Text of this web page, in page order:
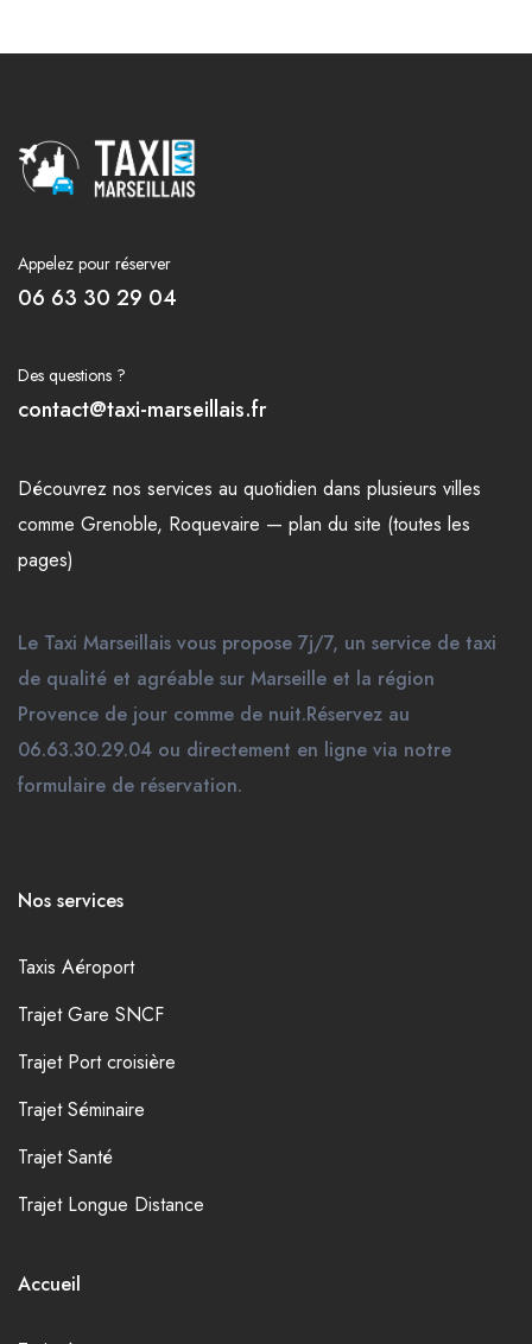
Appelez pour réserver
06 63 30 29 04
Des questions ?
contact@taxi-marseillais.fr
Découvrez nos services au quotidien dans plusieurs villes
comme Grenoble, Roquevaire — plan du site (toutes les
pages)
Le Taxi Marseillais vous propose 7j/7, un service de taxi
de qualité et agréable sur Marseille et la région
Provence de jour comme de nuit.Réservez au
06.63.30.29.04 ou directement en ligne via notre
formulaire de réservation.
Nos services
Taxis Aéroport
Trajet Gare SNCF
Trajet Port croisière
Trajet Séminaire
Trajet Santé
Trajet Longue Distance
Accueil